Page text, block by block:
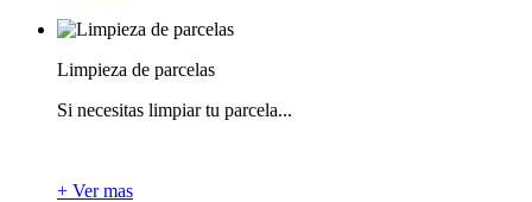
Limpieza de parcelas
Si necesitas limpiar tu parcela...
+ Ver mas